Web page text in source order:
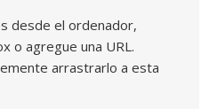
desde el ordenador,
o agregue una URL.
arrastrarlo a esta